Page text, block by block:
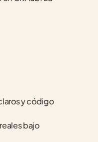
y código
bajo